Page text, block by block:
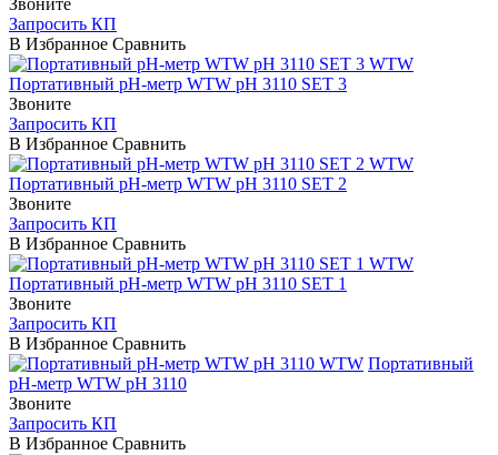
Звоните
Запросить КП
В Избранное Сравнить
WTW
Портативный pH-метр WTW pH 3110 SET 3
Звоните
Запросить КП
В Избранное Сравнить
WTW
Портативный pH-метр WTW pH 3110 SET 2
Звоните
Запросить КП
В Избранное Сравнить
WTW
Портативный pH-метр WTW pH 3110 SET 1
Звоните
Запросить КП
В Избранное Сравнить
WTW Портативный
pH-метр WTW pH 3110
Звоните
Запросить КП
В Избранное Сравнить